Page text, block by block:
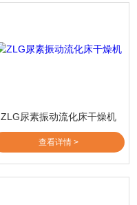
ZLG尿素振动流化床干燥机
查看详情 >